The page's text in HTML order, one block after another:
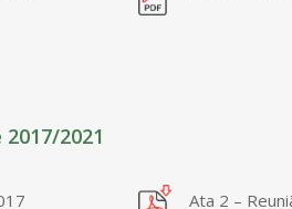
2021
Ata 2 –